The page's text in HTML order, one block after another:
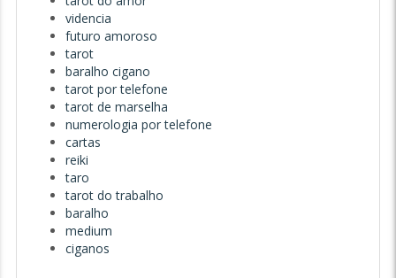
videncia
futuro amoroso
tarot
baralho cigano
tarot por telefone
tarot de marselha
numerologia por telefone
cartas
reiki
taro
tarot do trabalho
baralho
medium
ciganos